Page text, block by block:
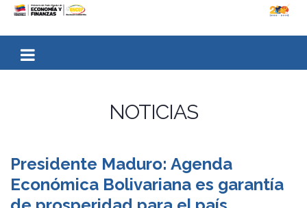
NOTICIAS
Presidente Maduro: Agenda
Económica Bolivariana es garantía